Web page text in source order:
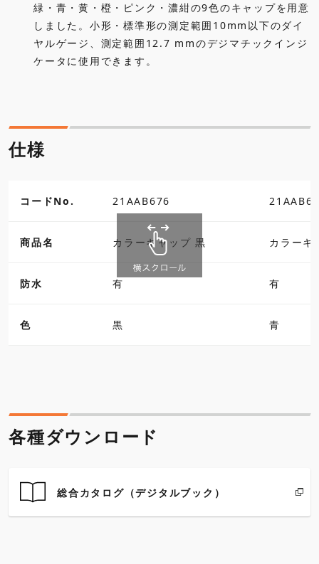
緑・青・黄・橙・ピンク・濃紺の9色のキャップを用意
しました。小形・標準形の測定範囲10mm以下のダイ
ヤルゲージ、測定範囲12.7 mmのデジマチックインジ
ケータに使用できます。
仕様
コードNo. 21AAB676
商品名 カラーキャップ 黒 カラーキ
防水 有 有
色 黒 青
各種ダウンロード
総合カタログ（デジタルブック）